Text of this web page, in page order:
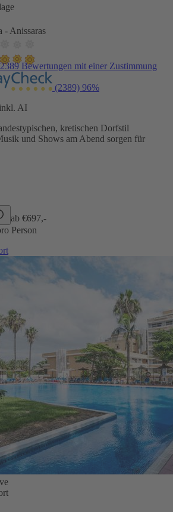
- Anissaras
Bewertungen mit einer Zustimmung
(2389) 96%
AI
kretischen Dorfstil
und Shows am Abend sorgen für
ab €697,-
Person